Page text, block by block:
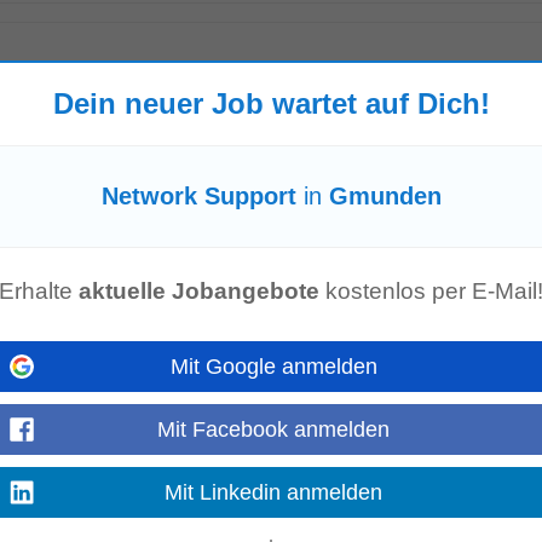
Level für User:innen und IT-Infrastruktur • Betreuung von Endgeräten,
inkl. User...
Hersteller in Wels
und hilfsbereiten Mitarbeiter bescheinigt. Das Unternehmen wächst
um einen Marktführer...
- heute
und entwickelst du die Server-, Client-,Netzwerk-, Telefonie-,
Mehr anzeigen
Dein neuer Job wartet auf Dich!
Network Supportin Gmunden
Erhalte aktuelle Jobangebote kostenlos per E-Mail!
Mit Google anmelden
Mit Facebook anmelden
Mit Linkedin anmelden